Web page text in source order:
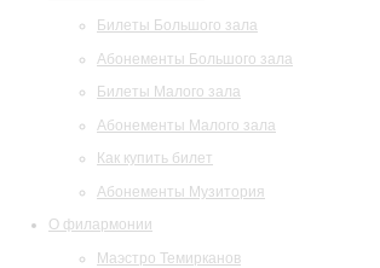
Билеты Большого зала
Абонементы Большого зала
Билеты Малого зала
Абонементы Малого зала
Как купить билет
Абонементы Музитория
О филармонии
Маэстро Темирканов